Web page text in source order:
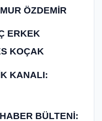
ÖZDEMİR
ERKEK
KOÇAK
KANALI:
BÜLTENİ: